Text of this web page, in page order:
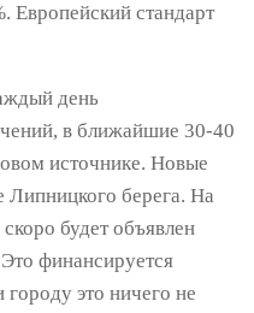
Европейский стандарт
день
в ближайшие 30-40
источнике. Новые
берега. На
будет объявлен
финансируется
это ничего не